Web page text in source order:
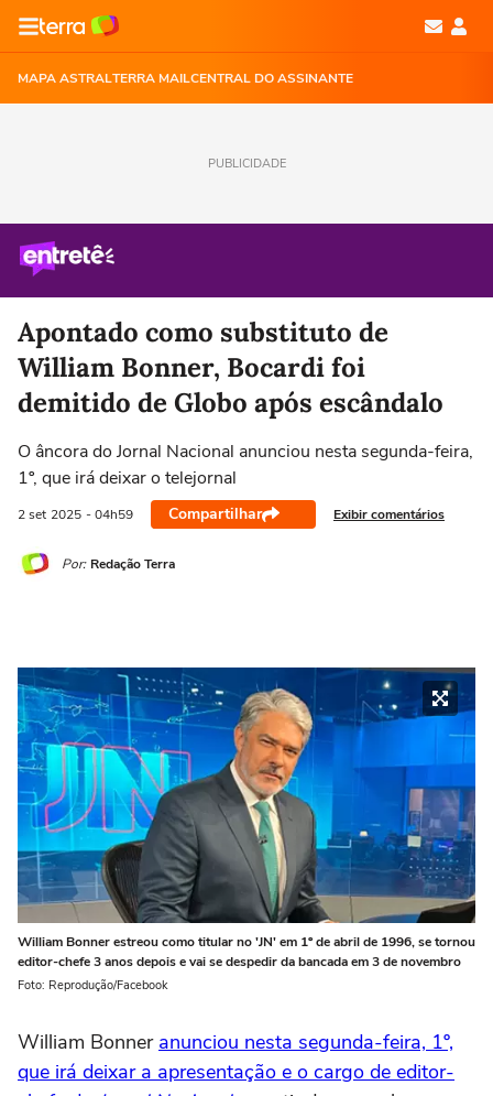
MAPA ASTRALTERRA MAILCENTRAL DO ASSINANTE
PUBLICIDADE
Apontado como substituto de
William Bonner, Bocardi foi
demitido de Globo após escândalo
O âncora do Jornal Nacional anunciou nesta segunda-feira,
1º, que irá deixar o telejornal
2 set 2025 - 04h59 Compartilhar Exibir comentários
Por: Redação Terra
William Bonner estreou como titular no 'JN' em 1º de abril de 1996, se tornou
editor-chefe 3 anos depois e vai se despedir da bancada em 3 de novembro
Foto: Reprodução/Facebook
William Bonner anunciou nesta segunda-feira, 1º,
que irá deixar a apresentação e o cargo de editor-